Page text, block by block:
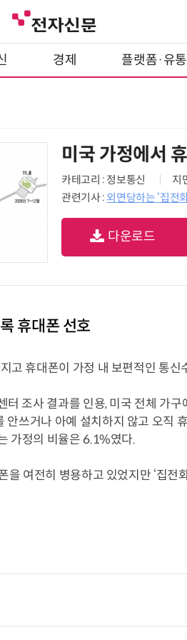
경제 플랫폼·유통
미국 가정에서
카테고리 : 정보통신 지
관련기사 : 외면당하는 ‘집전
다운로드
휴대폰 선호
휴대폰이 가정 내 보편적인 통신
터 조사 결과를 인용, 미국 전체 가
거나 아예 설치하지 않고 오직
가정의 비율은 6.1%였다.
여전히 병용하고 있었지만 ‘집전